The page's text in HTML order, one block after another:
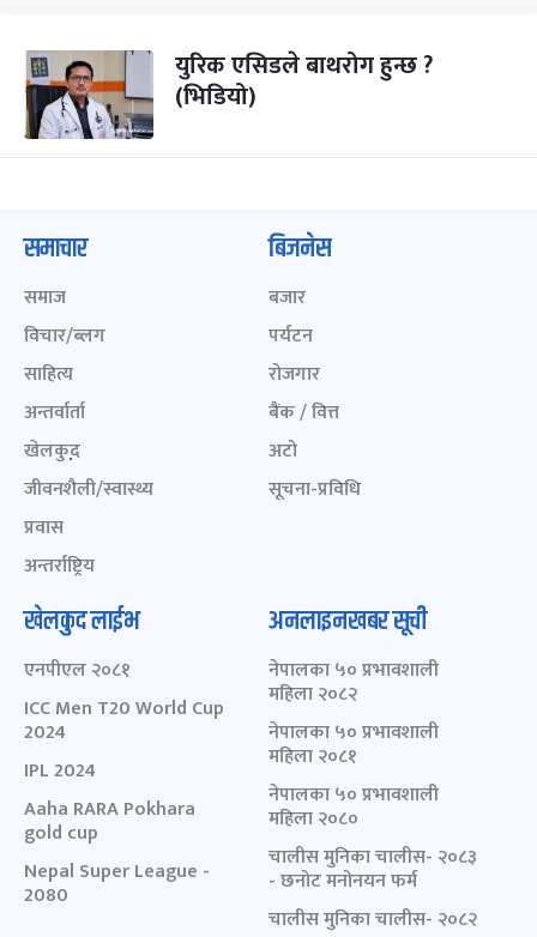
युरिक एसिडले बाथरोग हुन्छ ?
(भिडियो)
समाचार
समाज
विचार/ब्लग
साहित्य
अन्तर्वार्ता
खेलकुद़़
जीवनशैली/स्वास्थ्य
प्रवास
अन्तर्राष्ट्रिय
बिजनेस
बजार
पर्यटन
रोजगार
बैंक / वित्त
अटो
सूचना-प्रविधि
खेलकुद लाईभ
एनपीएल २०८१
ICC Men T20 World Cup
2024
IPL 2024
Aaha RARA Pokhara
gold cup
Nepal Super League -
2080
अनलाइनखबर सूची
नेपालका ५० प्रभावशाली
महिला २०८२
नेपालका ५० प्रभावशाली
महिला २०८१
नेपालका ५० प्रभावशाली
महिला २०८०
चालीस मुनिका चालीस- २०८३
- छनोट मनोनयन फर्म
चालीस मुनिका चालीस- २०८२